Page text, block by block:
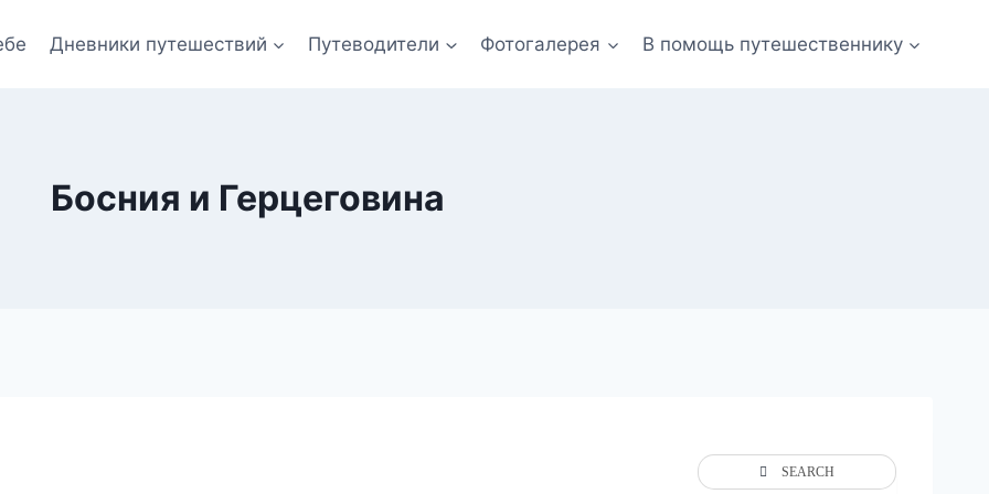
Дневники путешествий Путеводители Фотогалерея В помощь путешественнику
Босния и Герцеговина
SEARCH